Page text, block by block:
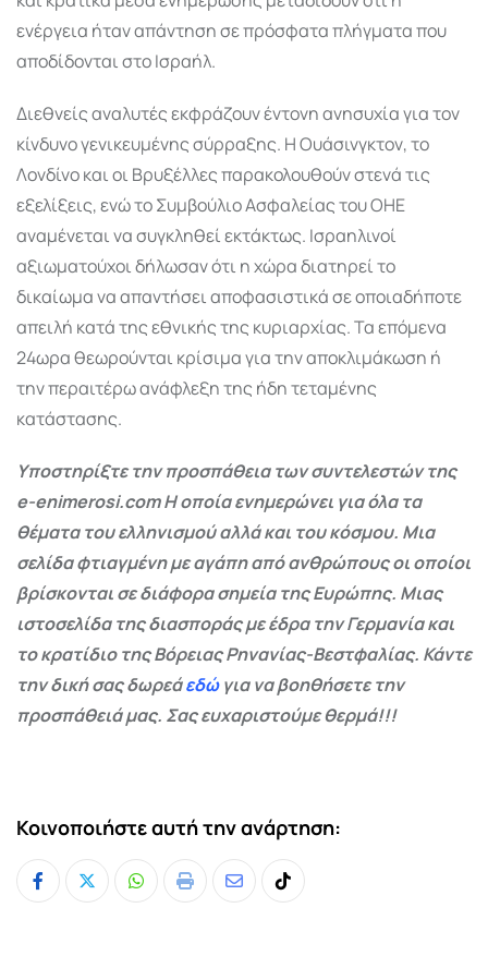
ενέργεια ήταν απάντηση σε πρόσφατα πλήγματα που
αποδίδονται στο Ισραήλ.
Διεθνείς αναλυτές εκφράζουν έντονη ανησυχία για τον
κίνδυνο γενικευμένης σύρραξης. Η Ουάσινγκτον, το
Λονδίνο και οι Βρυξέλλες παρακολουθούν στενά τις
εξελίξεις, ενώ το Συμβούλιο Ασφαλείας του ΟΗΕ
αναμένεται να συγκληθεί εκτάκτως. Ισραηλινοί
αξιωματούχοι δήλωσαν ότι η χώρα διατηρεί το
δικαίωμα να απαντήσει αποφασιστικά σε οποιαδήποτε
απειλή κατά της εθνικής της κυριαρχίας. Τα επόμενα
24ωρα θεωρούνται κρίσιμα για την αποκλιμάκωση ή
την περαιτέρω ανάφλεξη της ήδη τεταμένης
κατάστασης.
Υποστηρίξτε την προσπάθεια των συντελεστών της
e-enimerosi.com Η οποία ενημερώνει για όλα τα
θέματα του ελληνισμού αλλά και του κόσμου. Μια
σελίδα φτιαγμένη με αγάπη από ανθρώπους οι οποίοι
βρίσκονται σε διάφορα σημεία της Ευρώπης. Μιας
ιστοσελίδα της διασποράς με έδρα την Γερμανία και
το κρατίδιο της Βόρειας Ρηνανίας-Βεστφαλίας. Κάντε
την δική σας δωρεάεδώγια να βοηθήσετε την
προσπάθειά μας. Σας ευχαριστούμε θερμά!!!
Κοινοποιήστε αυτή την ανάρτηση:
Whatsapp
Print
ShareTiktok